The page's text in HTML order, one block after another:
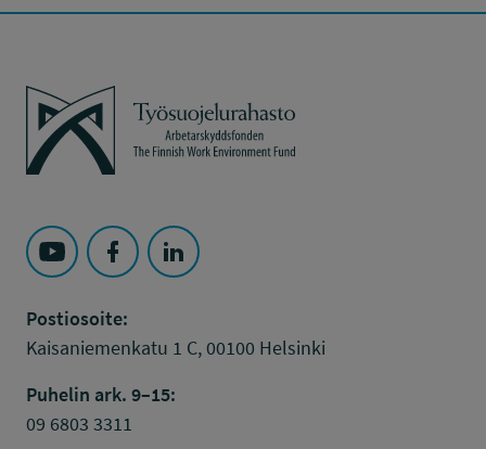
Työsuojelurahasto
Seuraa Työsuojelurahasto kohteessa: YouTube
Seuraa Työsuojelurahasto kohteessa:
Seuraa Työsuojelurahasto kohteessa:
Postiosoite:
Kaisaniemenkatu 1 C, 00100 Helsinki
Puhelin ark. 9–15:
09 6803 3311